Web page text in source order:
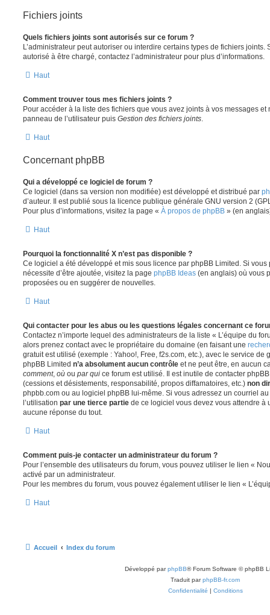
Fichiers joints
Quels fichiers joints sont autorisés sur ce forum ?
L’administrateur peut autoriser ou interdire certains types de fichiers joints.
autorisé à être chargé, contactez l’administrateur pour plus d’informations.
Haut
Comment trouver tous mes fichiers joints ?
Pour accéder à la liste des fichiers que vous avez joints à vos messages
panneau de l’utilisateur puis Gestion des fichiers joints
Haut
Concernant phpBB
Qui a développé ce logiciel de forum ?
Ce logiciel (dans sa version non modifiée) est développé et distribué par
d’auteur. Il est publié sous la licence publique générale GNU version 2
Pour plus d’informations, visitez la page « À propos de phpBB » (en
Haut
Pourquoi la fonctionnalité X n’est pas disponible ?
Ce logiciel a été développé et mis sous licence par phpBB Limited. Si vous
nécessite d’être ajoutée, visitez la page phpBB Ideas (en anglais) où vous
proposées ou en suggérer de nouvelles.
Haut
Qui contacter pour les abus ou les questions légales concernant ce
Contactez n’importe lequel des administrateurs de la liste « L’équipe du
alors prenez contact avec le propriétaire du domaine (en faisant une
gratuit est utilisé (exemple : Yahoo!, Free, f2s.com, etc.), avec le service de
phpBB Limited n’a absolument aucun contrôle et ne peut être, en aucun
comment, où ou par qui ce forum est utilisé. Il est inutile de contacter
(cessions et désistements, responsabilité, propos diffamatoires, etc.) non
phpbb.com ou au logiciel phpBB lui-même. Si vous adressez un courriel
l’utilisation par une tierce partie de ce logiciel vous devez vous attendre à
aucune réponse du tout.
Haut
Comment puis-je contacter un administrateur du forum ?
Pour l’ensemble des utilisateurs du forum, vous pouvez utiliser le lien «
activé par un administrateur.
Pour les membres du forum, vous pouvez également utiliser le lien «
Haut
Accueil Index du forum
Développé parphpBB® Forum Software © phpBB
Traduit parphpBB-fr.com
Confidentialité | Conditions